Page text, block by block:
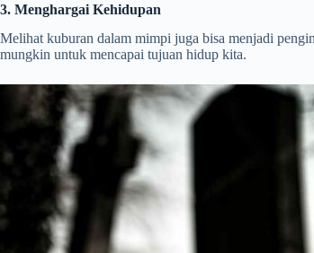
3. Menghargai Kehidupan
Melihat kuburan dalam mimpi juga bisa menjadi
mungkin untuk mencapai tujuan hidup kita.